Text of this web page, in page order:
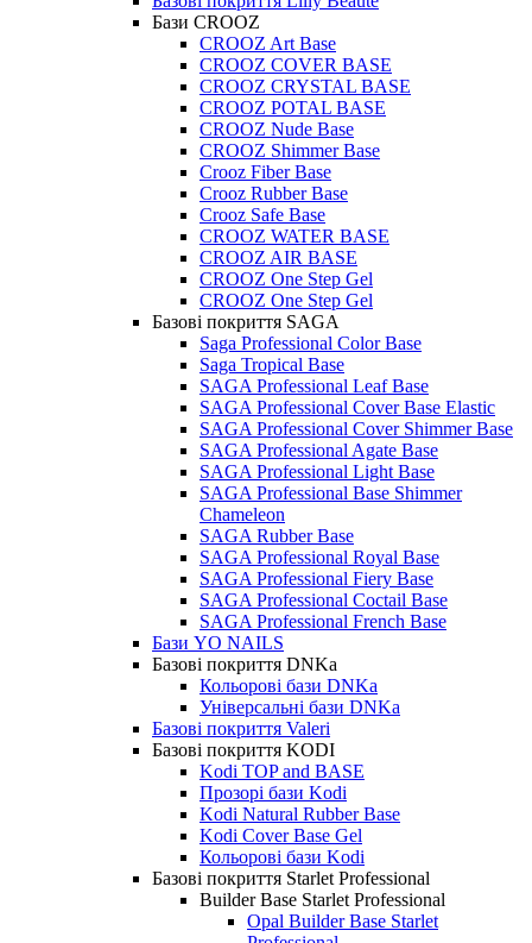
Бази CROOZ
CROOZ Art Base
CROOZ COVER BASE
CROOZ CRYSTAL BASE
CROOZ POTAL BASE
CROOZ Nude Base
CROOZ Shimmer Base
Crooz Fiber Base
Crooz Rubber Base
Crooz Safe Base
CROOZ WATER BASE
CROOZ AIR BASE
CROOZ One Step Gel
CROOZ One Step Gel
Базові покриття SAGA
Saga Professional Color Base
Saga Tropical Base
SAGA Professional Leaf Base
SAGA Professional Cover Base Elastic
SAGA Professional Cover Shimmer Base
SAGA Professional Agate Base
SAGA Professional Light Base
SAGA Professional Base Shimmer
Chameleon
SAGA Rubber Base
SAGA Professional Royal Base
SAGA Professional Fiery Base
SAGA Professional Coctail Base
SAGA Professional French Base
Бази YO NAILS
Базові покриття DNKa
Кольорові бази DNKa
Універсальні бази DNKa
Базові покриття Valeri
Базові покриття KODI
Kodi TOP and BASE
Прозорі бази Kodi
Kodi Natural Rubber Base
Kodi Cover Base Gel
Кольорові бази Kodi
Базові покриття Starlet Professional
Builder Base Starlet Professional
Opal Builder Base Starlet